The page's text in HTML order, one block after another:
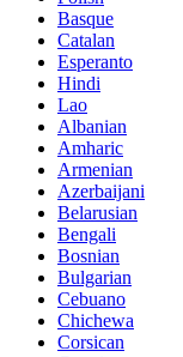
Basque
Catalan
Esperanto
Hindi
Lao
Albanian
Amharic
Armenian
Azerbaijani
Belarusian
Bengali
Bosnian
Bulgarian
Cebuano
Chichewa
Corsican